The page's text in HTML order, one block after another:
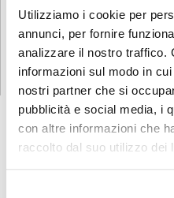
Utilizziamo i cookie per
annunci, per fornire
analizzare il nostro traffico.
informazioni sul modo in
nostri partner che si
pubblicità e social media, i
con altre informazioni che
raccolto dal suo utilizzo dei
RICHIEDI